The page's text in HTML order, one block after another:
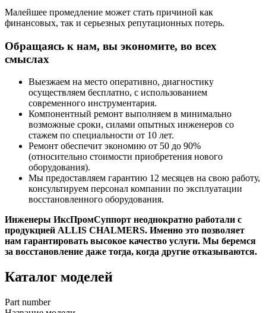
Малейшее промедление может стать причиной как
финансовых, так и серьезных репутационных потерь.
Обращаясь к нам, вы экономите, во всех
смыслах
Выезжаем на место оперативно, диагностику
осуществляем бесплатно, с использованием
современного инструментария.
Компонентный ремонт выполняем в минимально
возможные сроки, силами опытных инженеров со
стажем по специальности от 10 лет.
Ремонт обеспечит экономию от 50 до 90%
(относительно стоимости приобретения нового
оборудования).
Мы предоставляем гарантию 12 месяцев на свою работу,
консультируем персонал компании по эксплуатации
восстановленного оборудования.
Инженеры ИксПромСуппорт неоднократно работали с
продукцией ALLIS CHALMERS. Именно это позволяет
нам гарантировать высокое качество услуги. Мы беремся
за восстановление даже тогда, когда другие отказываются.
Каталог моделей
Part number